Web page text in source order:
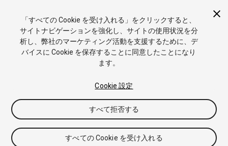
Copyright © 2023 Unity Technologies. Publication 2022.1
商標と利用規約 法律関連
「すべての Cookie を受け入れる」をクリックすると、
サイトナビゲーションを強化し、サイトの使用状況を分
析し、弊社のマーケティング活動を支援するために、デ
バイスに Cookie を保存することに同意したことになり
ます。
Cookie 設定
すべて拒否する
すべての Cookie を受け入れる